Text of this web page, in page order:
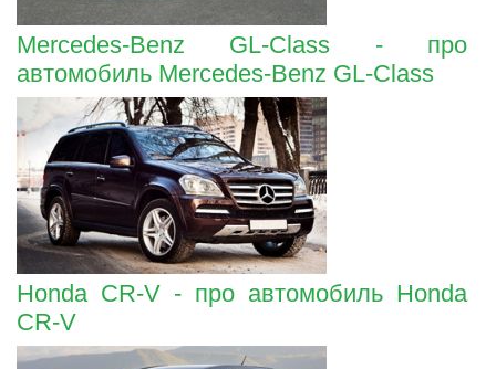
Mercedes-Benz GL-Class - про
автомобиль Mercedes-Benz GL-Class
Honda CR-V - про автомобиль Honda
CR-V